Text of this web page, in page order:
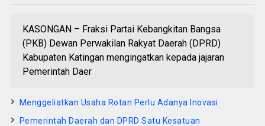
KASONGAN – Fraksi Partai Kebangkitan Bangsa
(PKB) Dewan Perwakilan Rakyat Daerah (DPRD)
Kabupaten Katingan mengingatkan kepada jajaran
Pemerintah Daer
Menggeliatkan Usaha Rotan Perlu Adanya Inovasi
Pemerintah Daerah dan DPRD Satu Kesatuan